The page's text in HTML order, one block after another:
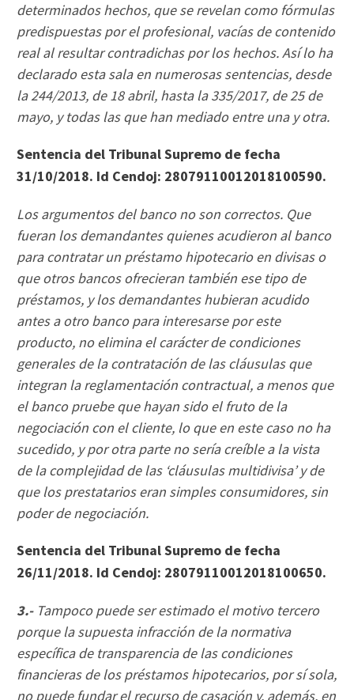
determinados hechos, que se revelan como fórmulas
predispuestas por el profesional, vacías de contenido
real al resultar contradichas por los hechos. Así lo ha
declarado esta sala en numerosas sentencias, desde
la 244/2013, de 18 abril, hasta la 335/2017, de 25 de
mayo, y todas las que han mediado entre una y otra.
Sentencia del Tribunal Supremo de fecha
31/10/2018. Id Cendoj: 28079110012018100590.
Los argumentos del banco no son correctos. Que
fueran los demandantes quienes acudieron al banco
para contratar un préstamo hipotecario en divisas o
que otros bancos ofrecieran también ese tipo de
préstamos, y los demandantes hubieran acudido
antes a otro banco para interesarse por este
producto, no elimina el carácter de condiciones
generales de la contratación de las cláusulas que
integran la reglamentación contractual, a menos que
el banco pruebe que hayan sido el fruto de la
negociación con el cliente, lo que en este caso no ha
sucedido, y por otra parte no sería creíble a la vista
de la complejidad de las ‘cláusulas multidivisa’ y de
que los prestatarios eran simples consumidores, sin
poder de negociación.
Sentencia del Tribunal Supremo de fecha
26/11/2018. Id Cendoj: 28079110012018100650.
3.- Tampoco puede ser estimado el motivo tercero
porque la supuesta infracción de la normativa
específica de transparencia de las condiciones
financieras de los préstamos hipotecarios, por sí sola,
no puede fundar el recurso de casación y, además, en